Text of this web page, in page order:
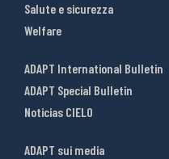
Salute e sicurezza
Welfare
ADAPT International Bulletin
ADAPT Special Bulletin
Noticias CIELO
ADAPT sui media